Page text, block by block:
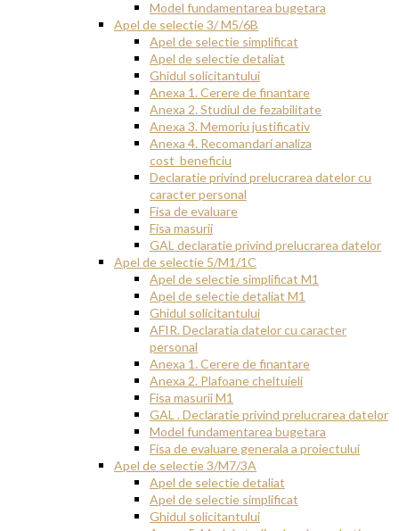
Model fundamentarea bugetara
Apel de selectie 3/ M5/6B
Apel de selectie simplificat
Apel de selectie detaliat
Ghidul solicitantului
Anexa 1. Cerere de finantare
Anexa 2. Studiul de fezabilitate
Anexa 3. Memoriu justificativ
Anexa 4. Recomandari analiza
cost_beneficiu
Declaratie privind prelucrarea datelor cu
caracter personal
Fisa de evaluare
Fisa masurii
GAL declaratie privind prelucrarea datelor
Apel de selectie 5/M1/1C
Apel de selectie simplificat M1
Apel de selectie detaliat M1
Ghidul solicitantului
AFIR. Declaratia datelor cu caracter
personal
Anexa 1. Cerere de finantare
Anexa 2. Plafoane cheltuieli
Fisa masurii M1
GAL . Declaratie privind prelucrarea datelor
Model fundamentarea bugetara
Fisa de evaluare generala a proiectului
Apel de selectie 3/M7/3A
Apel de selectie detaliat
Apel de selectie simplificat
Ghidul solicitantului